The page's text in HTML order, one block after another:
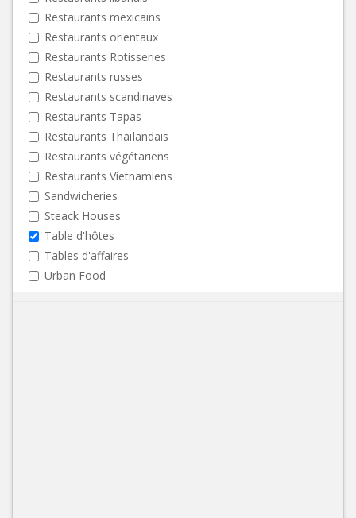
Restaurants mexicains
Restaurants orientaux
Restaurants Rotisseries
Restaurants russes
Restaurants scandinaves
Restaurants Tapas
Restaurants Thaïlandais
Restaurants végétariens
Restaurants Vietnamiens
Sandwicheries
Steack Houses
Table d'hôtes
Tables d'affaires
Urban Food